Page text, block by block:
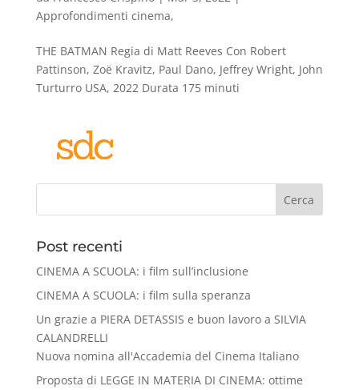
Approfondimenti cinema,
THE BATMAN Regia di Matt Reeves Con Robert
Pattinson, Zoë Kravitz, Paul Dano, Jeffrey Wright, John
Turturro USA, 2022 Durata 175 minuti
Cerca
Post recenti
CINEMA A SCUOLA: i film sull’inclusione
CINEMA A SCUOLA: i film sulla speranza
Un grazie a PIERA DETASSIS e buon lavoro a SILVIA
CALANDRELLI
Nuova nomina all'Accademia del Cinema Italiano
Proposta di LEGGE IN MATERIA DI CINEMA: ottime